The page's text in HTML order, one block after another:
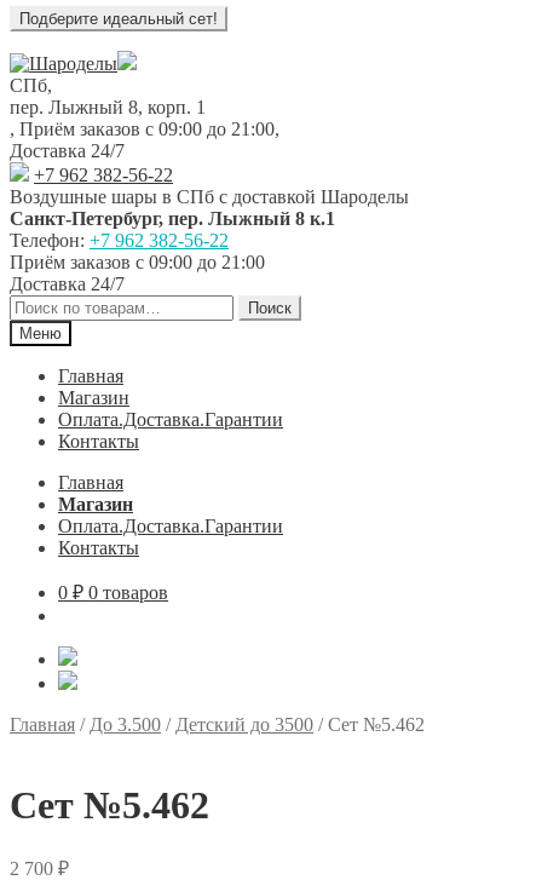
Перейти
к
навигации
Перейти
к
содержимому
СПб,
пер. Лыжный 8, корп. 1
, Приём заказов с 09:00 до 21:00,
Доставка 24/7
+7 962 382-56-22
Воздушные шары в СПб с доставкой Шароделы
Санкт-Петербург, пер. Лыжный 8 к.1
Телефон: +7 962 382-56-22
Приём заказов с 09:00 до 21:00
Доставка 24/7
Искать:
Поиск
Меню
Главная
Магазин
Оплата.Доставка.Гарантии
Контакты
Главная
Магазин
Оплата.Доставка.Гарантии
Контакты
0 ₽ 0 товаров
Главная / До 3.500 / Детский до 3500 /Сет №5.462
Сет №5.462
2 700 ₽